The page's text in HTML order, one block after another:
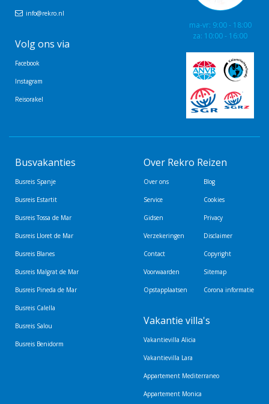
info@rekro.nl
Volg ons via
Facebook
Instagram
Reisorakel
ma-vr: 9:00 - 18:00
za: 10:00 - 16:00
Busvakanties
Busreis Spanje
Busreis Estartit
Busreis Tossa de Mar
Busreis Lloret de Mar
Busreis Blanes
Busreis Malgrat de Mar
Busreis Pineda de Mar
Busreis Calella
Busreis Salou
Busreis Benidorm
Over Rekro Reizen
Over ons
Service
Gidsen
Verzekeringen
Contact
Voorwaarden
Opstapplaatsen
Blog
Cookies
Privacy
Disclaimer
Copyright
Sitemap
Corona informatie
Vakantie villa's
Vakantievilla Alicia
Vakantievilla Lara
Appartement Mediterraneo
Appartement Monica